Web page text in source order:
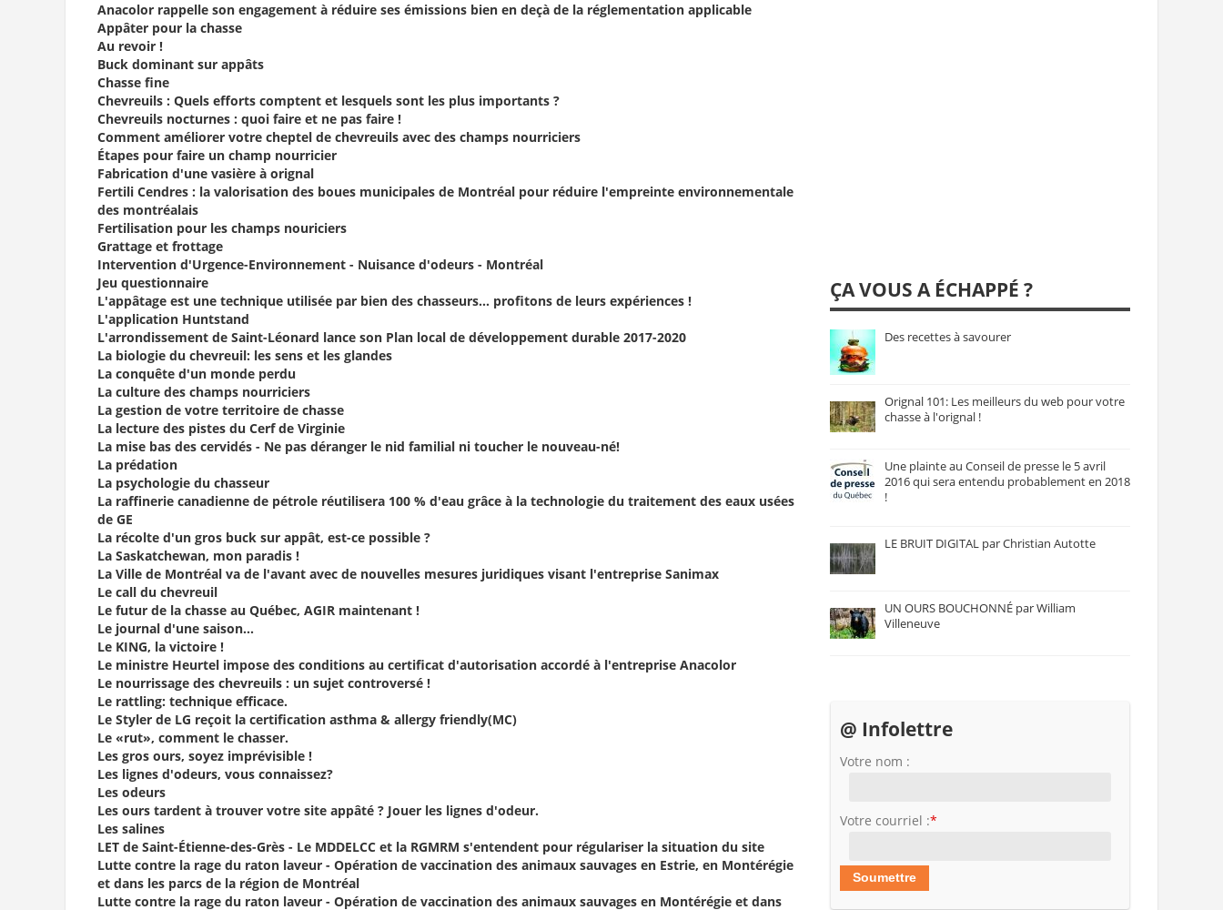
Anacolor rappelle son engagement à réduire ses émissions bien en deçà de la réglementation applicable
Appâter pour la chasse
Au revoir !
Buck dominant sur appâts
Chasse fine
Chevreuils : Quels efforts comptent et lesquels sont les plus importants ?
Chevreuils nocturnes : quoi faire et ne pas faire !
Comment améliorer votre cheptel de chevreuils avec des champs nourriciers
Étapes pour faire un champ nourricier
Fabrication d'une vasière à orignal
Fertili Cendres : la valorisation des boues municipales de Montréal pour réduire l'empreinte environnementale
des montréalais
Fertilisation pour les champs nouriciers
Grattage et frottage
Intervention d'Urgence-Environnement - Nuisance d'odeurs - Montréal
Jeu questionnaire
L'appâtage est une technique utilisée par bien des chasseurs... profitons de leurs expériences !
L'application Huntstand
L'arrondissement de Saint-Léonard lance son Plan local de développement durable 2017-2020
La biologie du chevreuil: les sens et les glandes
La conquête d'un monde perdu
La culture des champs nourriciers
La gestion de votre territoire de chasse
La lecture des pistes du Cerf de Virginie
La mise bas des cervidés - Ne pas déranger le nid familial ni toucher le nouveau-né!
La prédation
La psychologie du chasseur
La raffinerie canadienne de pétrole réutilisera 100 % d'eau grâce à la technologie du traitement des eaux usées
de GE
La récolte d'un gros buck sur appât, est-ce possible ?
La Saskatchewan, mon paradis !
La Ville de Montréal va de l'avant avec de nouvelles mesures juridiques visant l'entreprise Sanimax
Le call du chevreuil
Le futur de la chasse au Québec, AGIR maintenant !
Le journal d'une saison...
Le KING, la victoire !
Le ministre Heurtel impose des conditions au certificat d'autorisation accordé à l'entreprise Anacolor
Le nourrissage des chevreuils : un sujet controversé !
Le rattling: technique efficace.
Le Styler de LG reçoit la certification asthma & allergy friendly(MC)
Le «rut», comment le chasser.
Les gros ours, soyez imprévisible !
Les lignes d'odeurs, vous connaissez?
Les odeurs
Les ours tardent à trouver votre site appâté ? Jouer les lignes d'odeur.
Les salines
LET de Saint-Étienne-des-Grès - Le MDDELCC et la RGMRM s'entendent pour régulariser la situation du site
Lutte contre la rage du raton laveur - Opération de vaccination des animaux sauvages en Estrie, en Montérégie
et dans les parcs de la région de Montréal
Lutte contre la rage du raton laveur - Opération de vaccination des animaux sauvages en Montérégie et dans
ÇA VOUS A ÉCHAPPÉ ?
Des recettes à savourer
Orignal 101: Les meilleurs du web pour votre
chasse à l'orignal !
Une plainte au Conseil de presse le 5 avril
2016 qui sera entendu probablement en 2018
!
LE BRUIT DIGITAL par Christian Autotte
UN OURS BOUCHONNÉ par William
Villeneuve
@ Infolettre
Votre nom :
Votre courriel :*